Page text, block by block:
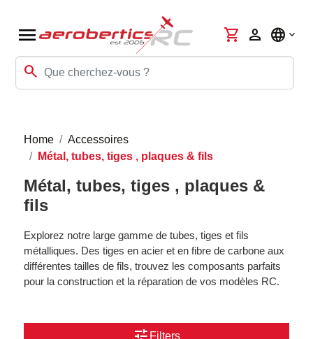
menu
search
shopping_cart person language
Home
Accessoires
Métal, tubes, tiges , plaques & fils
Métal, tubes, tiges , plaques &
fils
Explorez notre large gamme de tubes, tiges et fils
métalliques. Des tiges en acier et en fibre de carbone aux
différentes tailles de fils, trouvez les composants parfaits
pour la construction et la réparation de vos modèles RC.
Filters